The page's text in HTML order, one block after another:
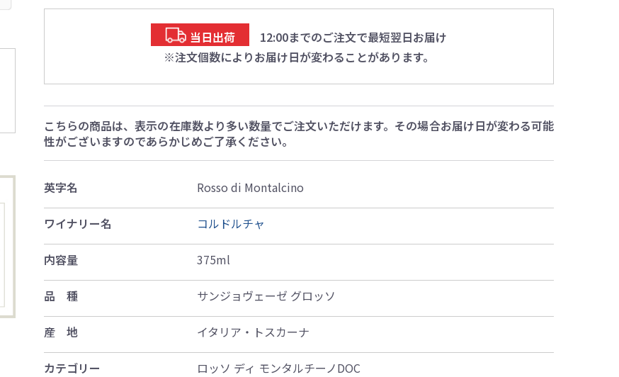
当日出荷
12:00までのご注文で最短翌日お届け
※注文個数によりお届け日が変わることがあります。
こちらの商品は、表示の在庫数より多い数量でご注文いただけます。その場合お届け日が変わる可能
性がございますのであらかじめご了承ください。
英字名 Rosso di Montalcino
ワイナリー名 コルドルチャ
内容量 375ml
品 種 サンジョヴェーゼ グロッソ
産 地 イタリア・トスカーナ
カテゴリー ロッソ ディ モンタルチーノDOC